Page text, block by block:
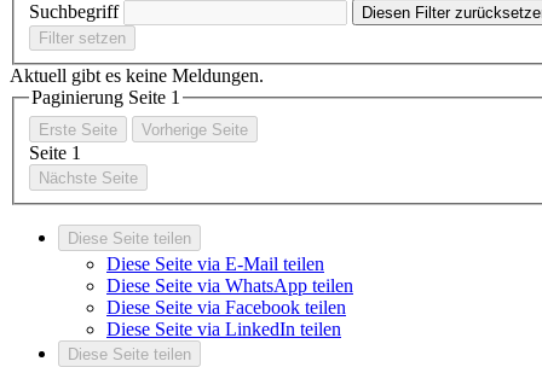
Suchbegriff
Diesen Filter
Filter setzen
Aktuell gibt es keine Meldungen.
Paginierung Seite 1
Erste Seite Vorherige Seite
Seite 1
Nächste Seite
Diese Seite teilen
Diese Seite via E-Mail teilen
Diese Seite via WhatsApp teilen
Diese Seite via Facebook teilen
Diese Seite via LinkedIn teilen
Diese Seite teilen